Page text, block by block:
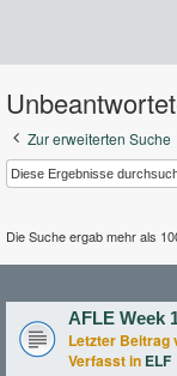
Zur erweiterten Suche
Die Suche ergab mehr als
AFLE Week
Letzter Beitrag
Verfasst in ELF